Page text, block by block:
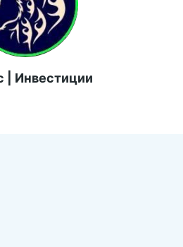
| Инвестиции